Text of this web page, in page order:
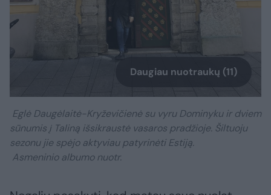
Daugiau nuotraukų (11)
Eglė Daugėlaitė-Kryževičienė su vyru Dominyku ir dviem
sūnumis į Taliną išsikraustė vasaros pradžioje. Šiltuoju
sezonu jie spėjo aktyviau patyrinėti Estiją.
Asmeninio albumo nuotr.